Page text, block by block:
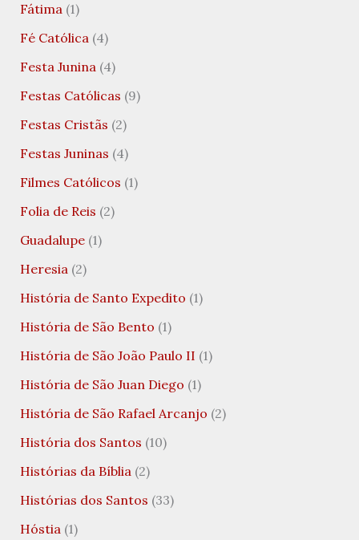
Fátima(1)
Fé Católica(4)
Festa Junina(4)
Festas Católicas (9)
Festas Cristãs (2)
Festas Juninas (4)
Filmes Católicos (1)
Folia de Reis (2)
Guadalupe(1)
Heresia(2)
História de Santo Expedito (1)
História de São Bento (1)
História de São João Paulo II (1)
História de São Juan Diego (1)
História de São Rafael Arcanjo (2)
História dos Santos (10)
Histórias da Bíblia(2)
Histórias dos Santos (33)
Hóstia(1)